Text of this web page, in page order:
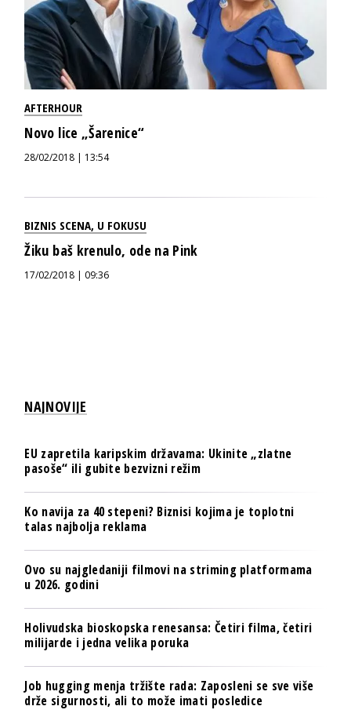
AFTERHOUR
Novo lice „Šarenice“
28/02/2018 | 13:54
BIZNIS SCENA, U FOKUSU
Žiku baš krenulo, ode na Pink
17/02/2018 | 09:36
NAJNOVIJE
EU zapretila karipskim državama: Ukinite „zlatne
pasoše“ ili gubite bezvizni režim
Ko navija za 40 stepeni? Biznisi kojima je toplotni
talas najbolja reklama
Ovo su najgledaniji filmovi na striming platformama
u 2026. godini
Holivudska bioskopska renesansa: Četiri filma, četiri
milijarde i jedna velika poruka
Job hugging menja tržište rada: Zaposleni se sve više
drže sigurnosti, ali to može imati posledice